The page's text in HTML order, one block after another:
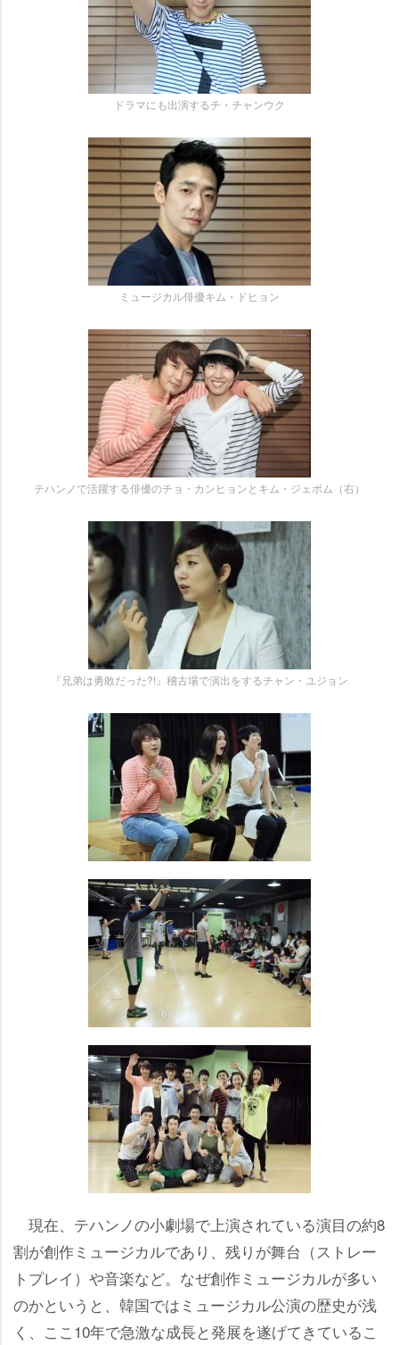
ドラマにも出演するチ・チャンウク
ミュージカル俳優キム・ドヒョン
テハンノで活躍する俳優のチョ・カンヒョンとキム・ジェボム（右）
『兄弟は勇敢だった?!』稽古場で演出をするチャン・ユジョン
現在、テハンノの小劇場で上演されている演目の約8
割が創作ミュージカルであり、残りが舞台（ストレー
トプレイ）や音楽など。なぜ創作ミュージカルが多い
のかというと、韓国ではミュージカル公演の歴史が浅
く、ここ10年で急激な成長と発展を遂げてきているこ